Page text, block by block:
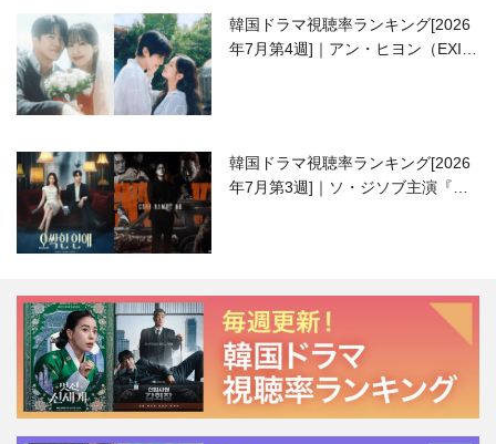
韓国ドラマ視聴率ランキング[2026
年7月第4週]｜アン・ヒヨン（EXID
韓国ドラマ視聴率ランキング[2026
年7月第3週]｜ソ・ジソブ主演『エ